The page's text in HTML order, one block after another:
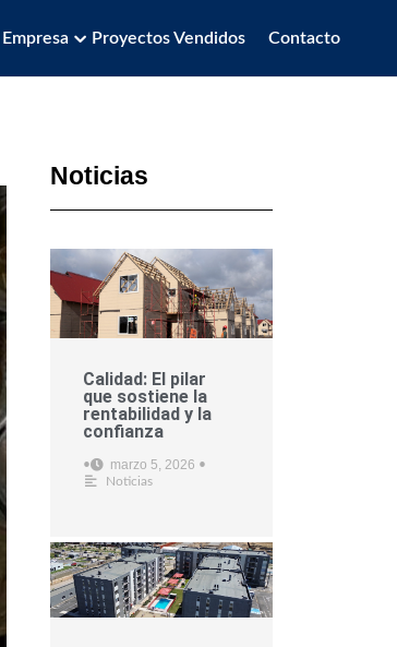
Empresa Proyectos Vendidos Contacto
Noticias
Calidad: El pilar
que sostiene la
rentabilidad y la
confianza
• marzo 5, 2026 •
Noticias